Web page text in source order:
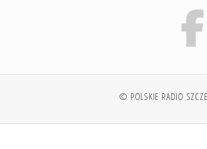
© POLSKIE RADIO